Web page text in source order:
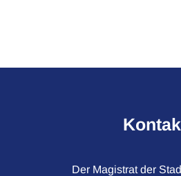
Der Magistrat der